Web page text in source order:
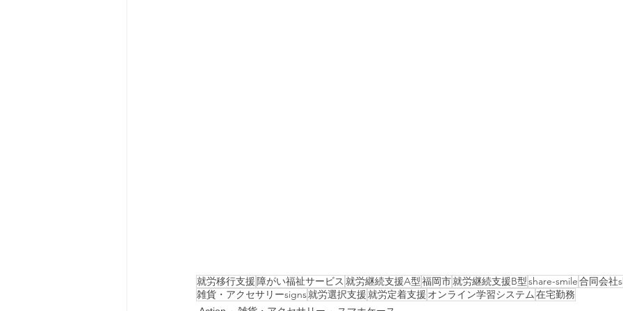
就労移行支援障がい福祉サービス 就労継続支援A型福岡市就労継続支援B型share-smile合同会社
雑貨・アクセサリーsigns就労選択支援就労定着支援 オンライン学習システム在宅勤務